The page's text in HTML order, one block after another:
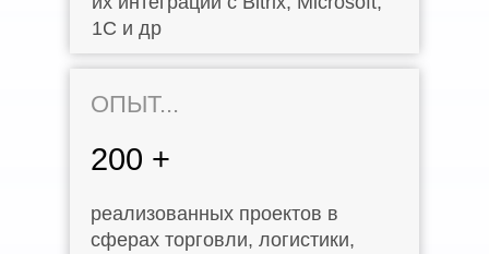
1С и др
200 +
реализованных проектов в
сферах торговли, логистики,
ОПЫТ...